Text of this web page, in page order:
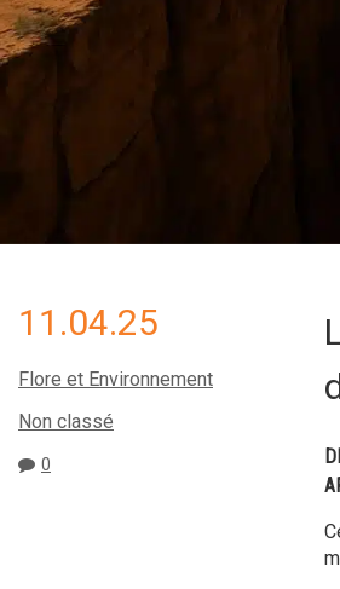
11.04.25
Flore et Environnement
Non classé
0